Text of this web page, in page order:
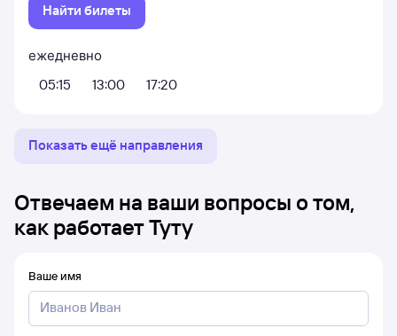
Найти билеты
ежедневно
05:15
13:00 17:20
Показать ещё направления
Отвечаем на ваши вопросы о том,
как работает Туту
Ваше имя